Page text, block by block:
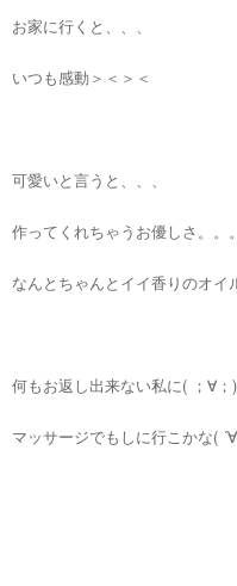
お家に行くと、、、
いつも感動＞＜＞＜
可愛いと言うと、、、
作ってくれちゃうお優しさ。。。
なんとちゃんとイイ香りのオイ
何もお返し出来ない私に( ；∀；
マッサージでもしに行こかな(